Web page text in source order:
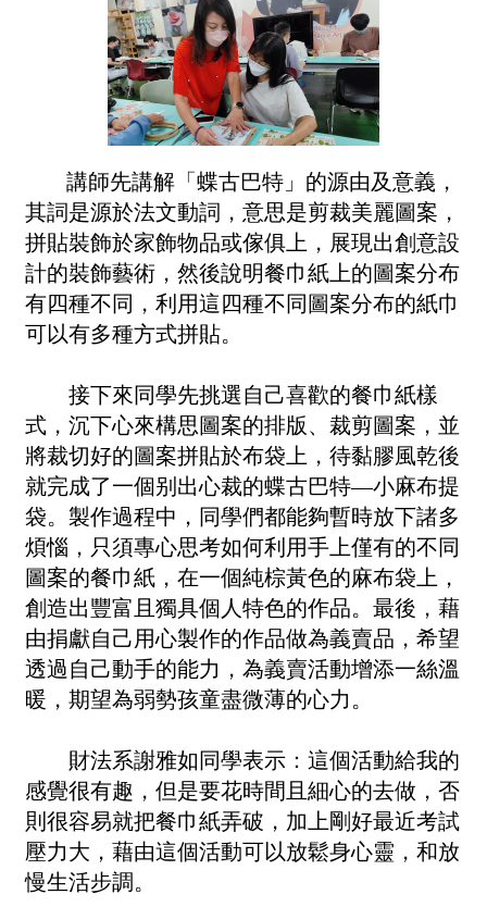
講師先講解「蝶古巴特」的源由及意義，
其詞是源於法文動詞，意思是剪裁美麗圖案，
拼貼裝飾於家飾物品或傢俱上，展現出創意設
計的裝飾藝術，然後說明餐巾紙上的圖案分布
有四種不同，利用這四種不同圖案分布的紙巾
可以有多種方式拼貼。
接下來同學先挑選自己喜歡的餐巾紙樣
式，沉下心來構思圖案的排版、裁剪圖案，並
將裁切好的圖案拼貼於布袋上，待黏膠風乾後
就完成了一個别出心裁的蝶古巴特—小麻布提
袋。製作過程中，同學們都能夠暫時放下諸多
煩惱，只須專心思考如何利用手上僅有的不同
圖案的餐巾紙，在一個純棕黃色的麻布袋上，
創造出豐富且獨具個人特色的作品。最後，藉
由捐獻自己用心製作的作品做為義賣品，希望
透過自己動手的能力，為義賣活動增添一絲溫
暖，期望為弱勢孩童盡微薄的心力。
財法系謝雅如同學表示：這個活動給我的
感覺很有趣，但是要花時間且細心的去做，否
則很容易就把餐巾紙弄破，加上剛好最近考試
壓力大，藉由這個活動可以放鬆身心靈，和放
慢生活步調。